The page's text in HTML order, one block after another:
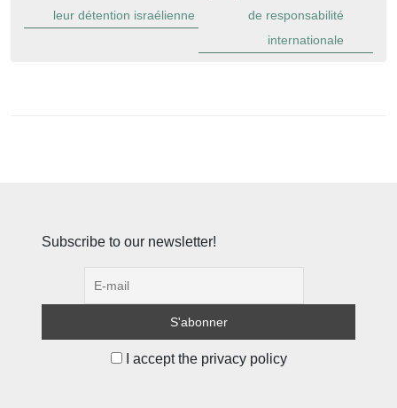
leur détention israélienne
de responsabilité
internationale
Subscribe to our newsletter!
I accept the privacy policy